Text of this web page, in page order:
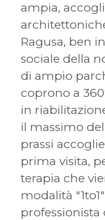
ampia,
Ragusa, ben
sociale della
di ampio
coprono a
in
il massimo
prassi
prima visita,
terapia che
modalità